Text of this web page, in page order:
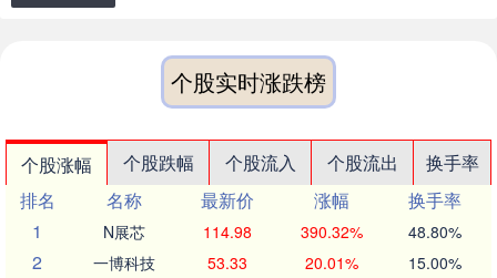
个股实时涨跌榜
个股涨幅 个股跌幅 个股流入 个股流出
换手率
排名
名称 最新价 涨幅
换手率
1
N展芯 114.98 390.32% 48.80%
2 一博科技 53.33 20.01% 15.00%